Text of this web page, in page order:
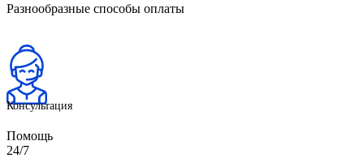
Разнообразные способы оплаты
Консультация
Помощь
24/7